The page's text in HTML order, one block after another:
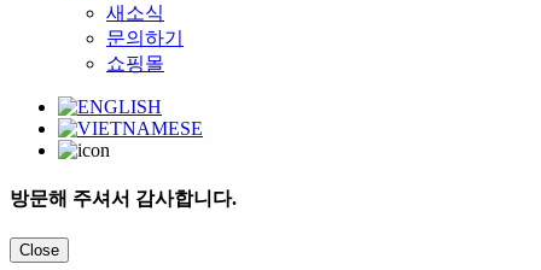
새소식
문의하기
쇼핑몰
방문해 주셔서 감사합니다.
Close